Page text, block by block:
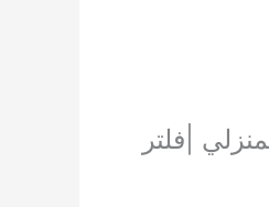
|فلتر